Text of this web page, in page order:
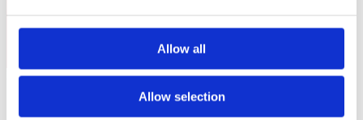
Allow all
Allow selection
Nessun event per ora.